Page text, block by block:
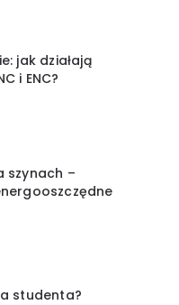
jak działają
i ENC?
szynach –
studenta?